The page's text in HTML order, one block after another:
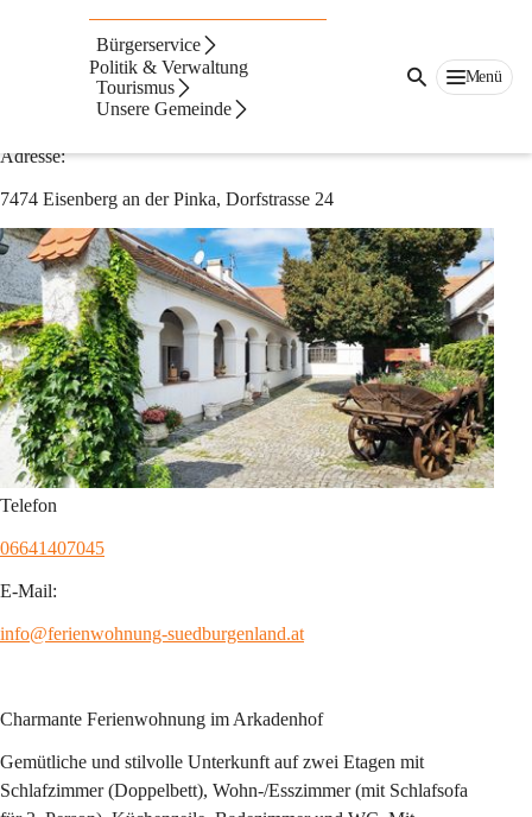
Bürgerservice
Politik & Verwaltung
Tourismus
Unsere Gemeinde
Menü
Unterkünfte
Ferienwohnung Proschahaus
Adresse:
7474 Eisenberg an der Pinka, Dorfstrasse 24
Telefon
06641407045
E-Mail:
info@ferienwohnung-suedburgenland.at
Charmante Ferienwohnung im Arkadenhof
Gemütliche und stilvolle Unterkunft auf zwei Etagen mit
Schlafzimmer (Doppelbett), Wohn-/Esszimmer (mit Schlafsofa